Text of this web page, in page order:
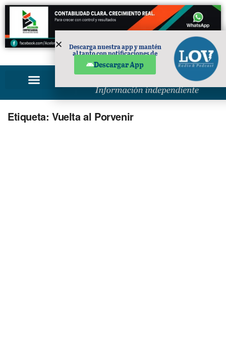
PUBLICIDAD
Etiqueta: Vuelta al Porvenir
Descarga nuestra app y mantén
al tanto con notificaciones de
Descargar App